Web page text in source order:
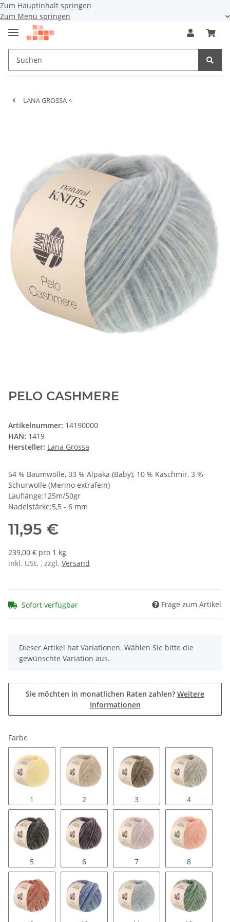
Zum Hauptinhalt springen
Zum Menü springen
LANA GROSSA <
PELO CASHMERE
Artikelnummer: 14190000
HAN: 1419
Hersteller: Lana Grossa
54 % Baumwolle, 33 % Alpaka (Baby), 10 % Kaschmir, 3 %
Schurwolle (Merino extrafein)
Lauflänge:125m/50gr
Nadelstärke:5,5 - 6 mm
11,95 €
239,00 € pro 1 kg
inkl. USt. , zzgl. Versand
Sofort verfügbar Frage zum Artikel
x
Dieser Artikel hat Variationen. Wählen Sie bitte die
gewünschte Variation aus.
Sie möchten in monatlichen Raten zahlen? Weitere
Informationen
Farbe
1 2 3 4
5 6 7 8